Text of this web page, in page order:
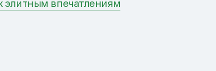
элитным впечатлениям